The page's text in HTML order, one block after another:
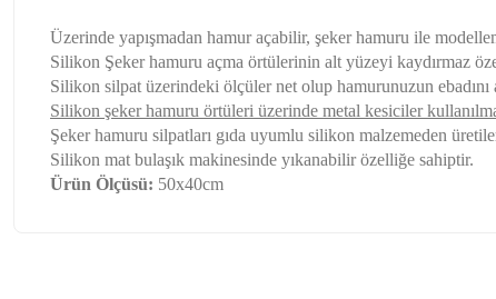
Üzerinde yapışmadan hamur açabilir, şeker hamuru ile
Silikon Şeker hamuru açma örtülerinin alt yüzeyi kaydırmaz
Silikon silpat üzerindeki ölçüler net olup hamurunuzun ebadını
Silikon şeker hamuru örtüleri üzerinde metal kesiciler
Şeker hamuru silpatları gıda uyumlu silikon malzemeden
Silikon mat bulaşık makinesinde yıkanabilir özelliğe sahiptir.
Ürün Ölçüsü: 50x40cm